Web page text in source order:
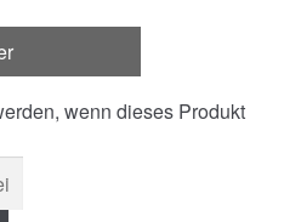
wenn dieses Produkt